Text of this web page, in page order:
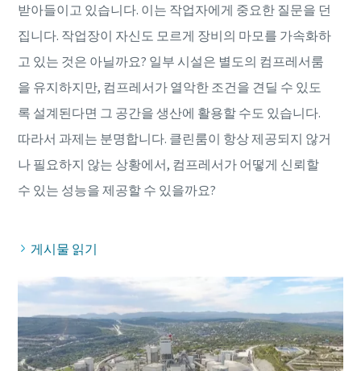
받아들이고 있습니다. 이는 작업자에게 중요한 질문을 던
집니다. 작업장이 자신도 모르게 장비의 마모를 가속화하
고 있는 것은 아닐까요? 일부 시설은 별도의 컴프레서룸
을 유지하지만, 컴프레서가 열악한 조건을 견딜 수 있도
록 설계된다면 그 공간을 생산에 활용할 수도 있습니다.
따라서 과제는 분명합니다. 클린룸이 항상 제공되지 않거
나 필요하지 않는 상황에서, 컴프레서가 어떻게 신뢰할
게시물 읽기